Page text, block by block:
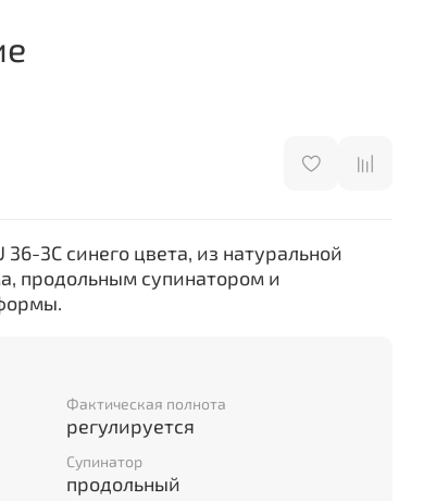
3C синего цвета, из натуральной
продольным супинатором и
Фактическая полнота
регулируется
Супинатор
продольный